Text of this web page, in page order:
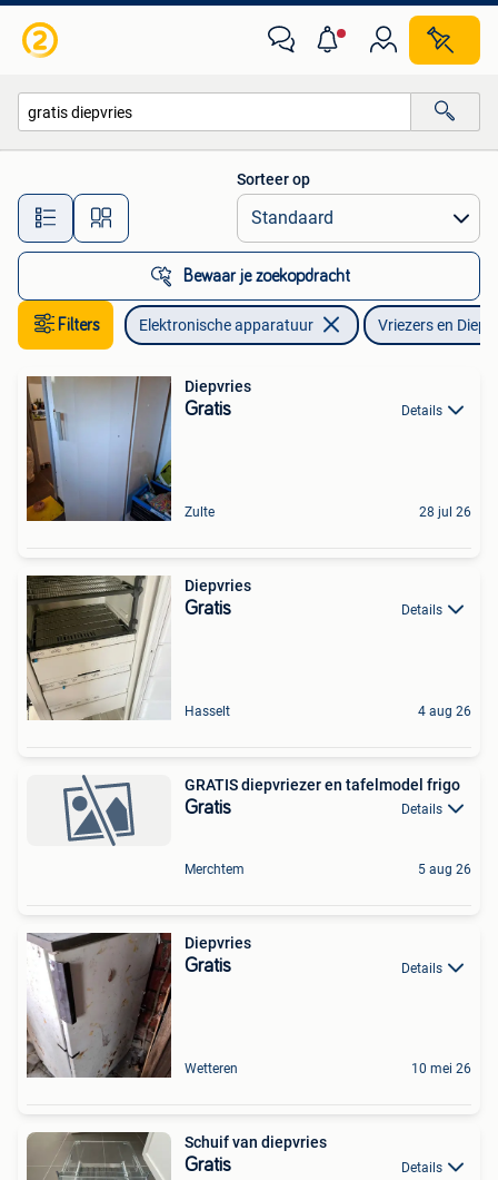
Alle afstanden…
Sorteer op
Bewaar je zoekopdracht
Filters Elektronische apparatuur Vriezers en
Diepvries
Gratis Details
Zulte 28 jul 26
Diepvries
Gratis Details
Hasselt 4 aug 26
GRATIS diepvriezer en tafelmodel frigo
Gratis Details
Merchtem 5 aug 26
Diepvries
Gratis Details
Wetteren 10 mei 26
Schuif van diepvries
Gratis Details